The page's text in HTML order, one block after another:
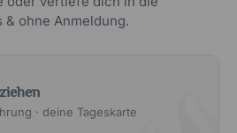
ohne Anmeldung.
· deine Tageskarte